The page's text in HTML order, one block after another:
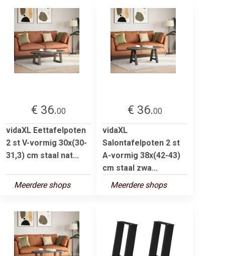
€ 36.00
vidaXL Eettafelpoten
2 st V-vormig 30x(30-
31,3) cm staal nat...
Meerdere shops
€ 36.00
vidaXL
Salontafelpoten 2 st
A-vormig 38x(42-43)
cm staal zwa...
Meerdere shops